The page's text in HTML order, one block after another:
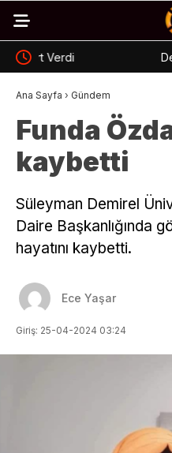
Dereboğazı Yolunda
Ana Sayfa › Gündem
Funda
kaybetti
Süleyman Demirel
Daire Başkanlığında
hayatını kaybetti.
Ece Yaşar
Giriş: 25-04-2024 03:24